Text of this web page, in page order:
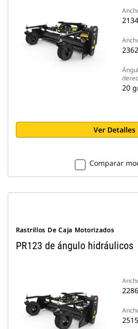
20
Ver Detalles
Comparar
Rastrillos De Caja Motorizados
PR123 de ángulo hidráulicos